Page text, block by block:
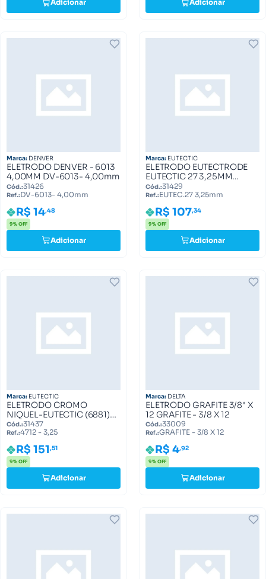
Adicionar Adicionar
Marca: DENVER
ELETRODO DENVER - 6013
4,00MM DV-6013- 4,00mm
Cód.:31426
Ref.:DV-6013- 4,00mm
R$ 14,48
9% OFF
Adicionar
Marca: EUTECTIC
ELETRODO EUTECTRODE
EUTECTIC 27 3,25MM
EUTEC.27 3,25mm
Cód.:31429
Ref.:EUTEC.27 3,25mm
R$ 107,34
9% OFF
Adicionar
Marca: EUTECTIC
ELETRODO CROMO
NIQUEL-EUTECTIC (6881)
4712 - 3,25
Cód.:31437
Ref.:4712 - 3,25
R$ 151,51
9% OFF
Adicionar
Marca: DELTA
ELETRODO GRAFITE 3/8" X
12 GRAFITE - 3/8 X 12
Cód.:33009
Ref.:GRAFITE - 3/8 X 12
R$ 4,92
9% OFF
Adicionar